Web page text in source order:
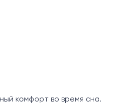
комфорт во время сна.